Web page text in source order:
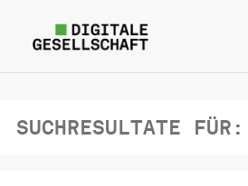
SUCHRESULTATE FÜR: